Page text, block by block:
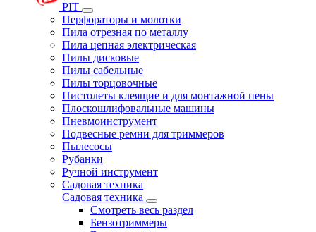
PIT
Перфораторы и молотки
Пила отрезная по металлу
Пила цепная электрическая
Пилы дисковые
Пилы сабельные
Пилы торцовочные
Пистолеты клеящие и для монтажной пены
Плоскошлифовальные машины
Пневмоинструмент
Подвесные ремни для триммеров
Пылесосы
Рубанки
Ручной инструмент
Садовая техника
Садовая техника
Смотреть весь раздел
Бензотриммеры